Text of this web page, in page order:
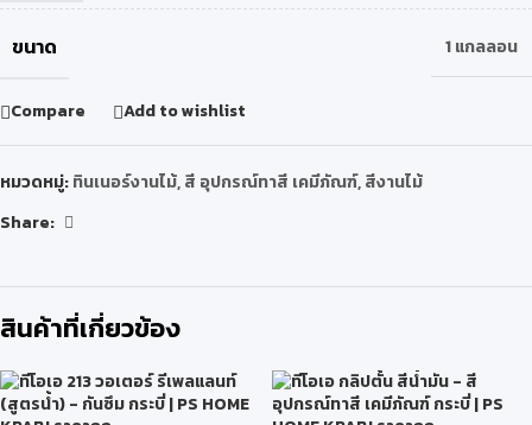
ขนาด 1 แกลลอน
Compare Add to wishlist
หมวดหมู่:ทินเนอร์งานไม้,สี อุปกรณ์ทาสี เคมีภัณฑ์,สีงานไม้
Share:
สินค้าที่เกี่ยวข้อง